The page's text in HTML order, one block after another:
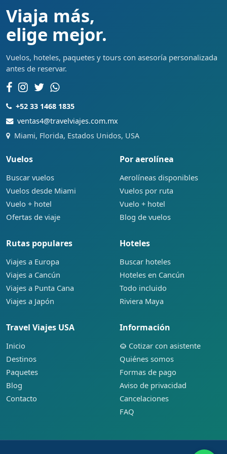
Viaja más,
elige mejor.
Vuelos, hoteles, paquetes y tours con asesoría personalizada
antes de reservar.
+52 33 1468 1835
ventas4@travelviajes.com.mx
Miami, Florida, Estados Unidos, USA
Vuelos
Buscar vuelos
Vuelos desde Miami
Vuelo + hotel
Ofertas de viaje
Por aerolínea
Aerolíneas disponibles
Vuelos por ruta
Vuelo + hotel
Blog de vuelos
Rutas populares
Viajes a Europa
Viajes a Cancún
Viajes a Punta Cana
Viajes a Japón
Hoteles
Buscar hoteles
Hoteles en Cancún
Todo incluido
Riviera Maya
Travel Viajes USA
Inicio
Destinos
Paquetes
Blog
Contacto
Información
Cotizar con asistente
Quiénes somos
Formas de pago
Aviso de privacidad
Cancelaciones
FAQ